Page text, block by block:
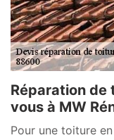
Réparation de
vous à MW
Pour une toiture